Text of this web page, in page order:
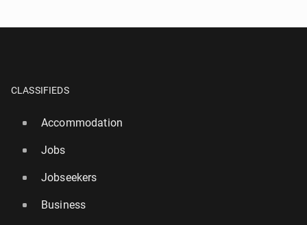
CLASSIFIEDS
Accommodation
Jobs
Jobseekers
Business